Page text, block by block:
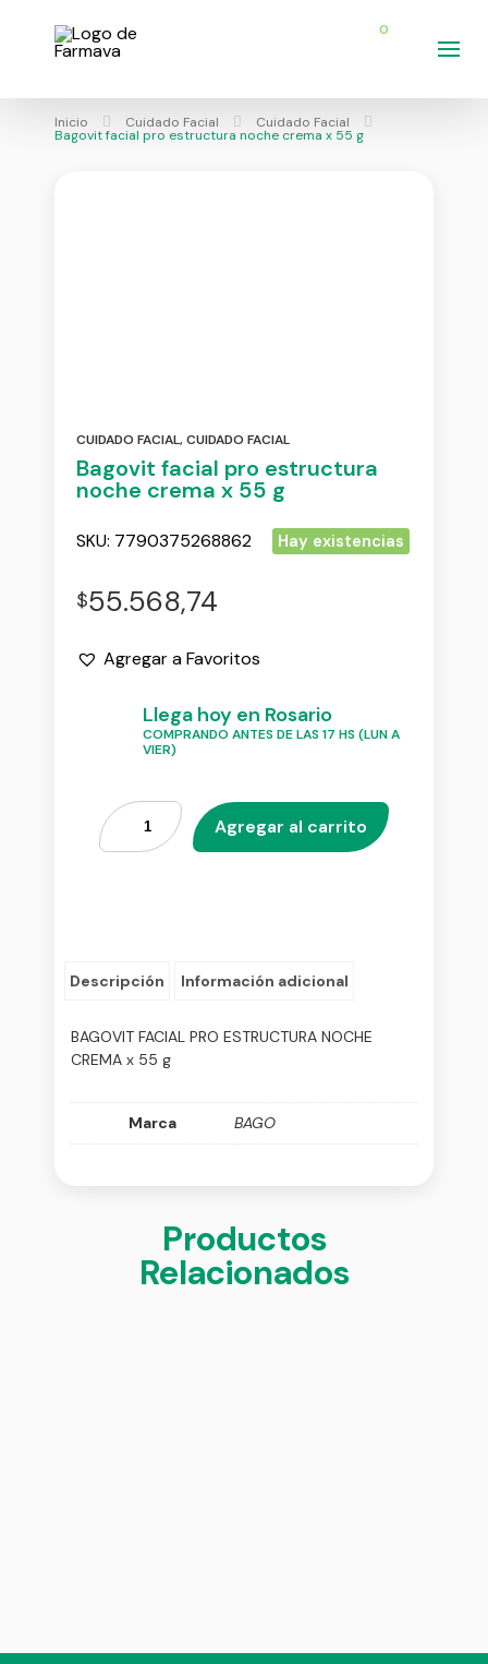
0
Inicio Cuidado Facial Cuidado Facial
Bagovit facial pro estructura noche crema x 55 g
CUIDADO FACIAL,CUIDADO FACIAL
Bagovit facial pro estructura
noche crema x 55 g
SKU: 7790375268862 Hay existencias
$55.568,74
Agregar a Favoritos
Llega hoy en Rosario
COMPRANDO ANTES DE LAS 17 HS (LUN A
VIER)
Agregar al carrito
Descripción Información adicional
BAGOVIT FACIAL PRO ESTRUCTURA NOCHE
CREMA x 55 g
Marca BAGO
Productos
Relacionados